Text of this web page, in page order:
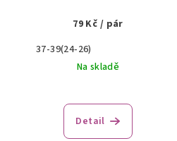
79 Kč / pár
37-39(24-26)
Na skladě
Detail